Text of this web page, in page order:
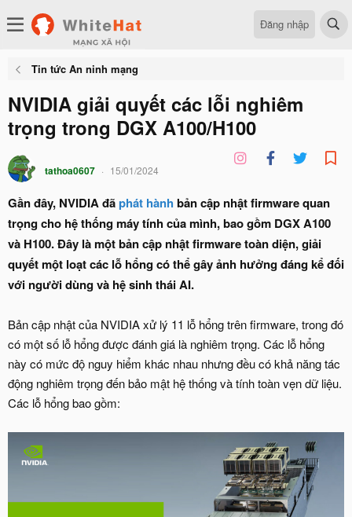
Đăng nhập
Tin tức An ninh mạng
NVIDIA giải quyết các lỗi nghiêm
trọng trong DGX A100/H100
tathoa0607 15/01/2024
Gần đây, NVIDIA đãphát hành bản cập nhật firmware quan
trọng cho hệ thống máy tính của mình, bao gồm DGX A100
và H100. Đây là một bản cập nhật firmware toàn diện, giải
quyết một loạt các lỗ hổng có thể gây ảnh hưởng đáng kể đối
với người dùng và hệ sinh thái AI.
Bản cập nhật của NVIDIA xử lý 11 lỗ hổng trên firmware, trong đó
có một số lỗ hổng được đánh giá là nghiêm trọng. Các lỗ hổng
này có mức độ nguy hiểm khác nhau nhưng đều có khả năng tác
động nghiêm trọng đến bảo mật hệ thống và tính toàn vẹn dữ liệu.
Các lỗ hổng bao gồm: